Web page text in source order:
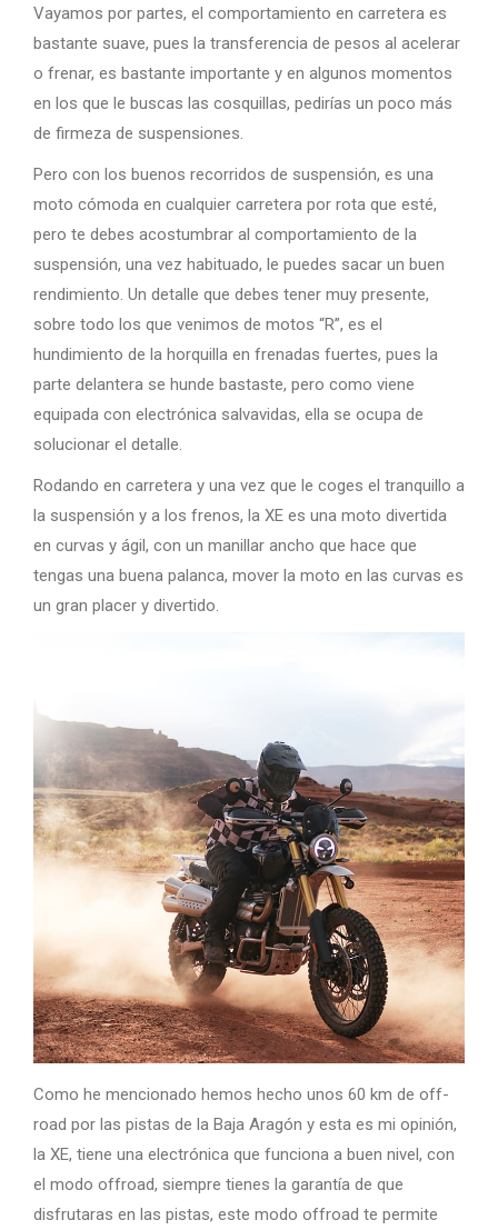
Vayamos por partes, el comportamiento en carretera es
bastante suave, pues la transferencia de pesos al acelerar
o frenar, es bastante importante y en algunos momentos
en los que le buscas las cosquillas, pedirías un poco más
de firmeza de suspensiones.
Pero con los buenos recorridos de suspensión, es una
moto cómoda en cualquier carretera por rota que esté,
pero te debes acostumbrar al comportamiento de la
suspensión, una vez habituado, le puedes sacar un buen
rendimiento. Un detalle que debes tener muy presente,
sobre todo los que venimos de motos “R”, es el
hundimiento de la horquilla en frenadas fuertes, pues la
parte delantera se hunde bastaste, pero como viene
equipada con electrónica salvavidas, ella se ocupa de
solucionar el detalle.
Rodando en carretera y una vez que le coges el tranquillo a
la suspensión y a los frenos, la XE es una moto divertida
en curvas y ágil, con un manillar ancho que hace que
tengas una buena palanca, mover la moto en las curvas es
un gran placer y divertido.
Como he mencionado hemos hecho unos 60 km de off-
road por las pistas de la Baja Aragón y esta es mi opinión,
la XE, tiene una electrónica que funciona a buen nivel, con
el modo offroad, siempre tienes la garantía de que
disfrutaras en las pistas, este modo offroad te permite